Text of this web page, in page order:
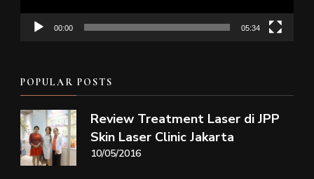
00:00 05:34
POPULAR POSTS
Review Treatment Laser di JPP
Skin Laser Clinic Jakarta
10/05/2016